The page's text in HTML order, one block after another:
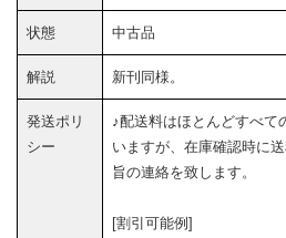
状態 中古品
解説 新刊同様。
発送ポリ
シー
♪配送料はほとんどすべて
いますが、在庫確認時に
旨の連絡を致します。
[割引可能例]